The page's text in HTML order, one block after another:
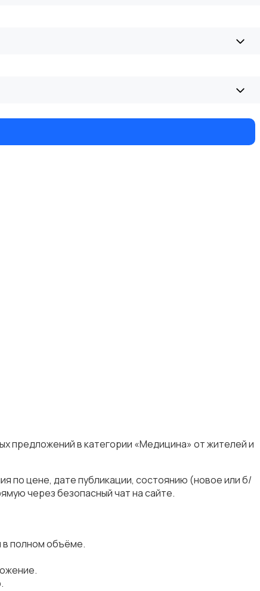
предложений в категории «Медицина» от жителей и
по цене, дате публикации, состоянию (новое или б/
через безопасный чат на сайте.
полном объёме.